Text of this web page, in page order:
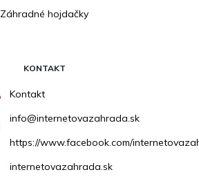
Záhradné hojdačky
KONTAKT
Kontakt
info@internetovazahrada.sk
https://www.facebook.com/
internetovazahrada.sk